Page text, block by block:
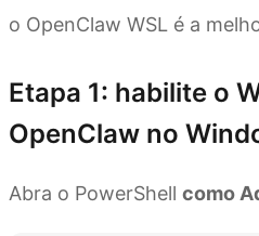
o OpenClaw WSL é a
Etapa 1: habilite o
OpenClaw no
Abra o PowerShell como